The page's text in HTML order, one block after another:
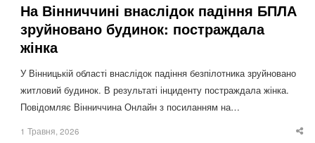
На Вінниччині внаслідок падіння БПЛА
зруйновано будинок: постраждала
жінка
У Вінницькій області внаслідок падіння безпілотника зруйновано
житловий будинок. В результаті інциденту постраждала жінка.
Повідомляє Вінниччина Онлайн з посиланням на…
1 Травня, 2026